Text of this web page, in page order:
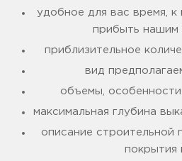
удобное для вас время,
прибыть нашим
приблизительное
вид
объемы,
максимальная глубина
описание
покрытия